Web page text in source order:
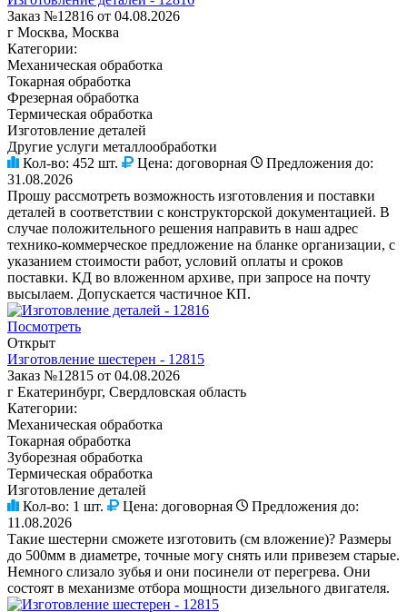
Заказ №12816 от 04.08.2026
г Москва, Москва
Категории:
Механическая обработка
Токарная обработка
Фрезерная обработка
Термическая обработка
Изготовление деталей
Другие услуги металлообработки
Кол-во: 452 шт. Цена: договорная
Предложения до:
31.08.2026
Прошу рассмотреть возможность изготовления и поставки
деталей в соответствии с конструкторской документацией. В
случае положительного решения направить в наш адрес
технико-коммерческое предложение на бланке организации, с
указанием стоимости работ, условий оплаты и сроков
поставки. КД во вложенном архиве, при запросе на почту
высылаем. Допускается частичное КП.
Посмотреть
Открыт
Изготовление шестерен - 12815
Заказ №12815 от 04.08.2026
г Екатеринбург, Свердловская область
Категории:
Механическая обработка
Токарная обработка
Зуборезная обработка
Термическая обработка
Изготовление деталей
Кол-во: 1 шт. Цена: договорная
Предложения до:
11.08.2026
Такие шестерни сможете изготовить (см вложение)? Размеры
до 500мм в диаметре, точные могу снять или привезем старые.
Немного слизало зубья и они посинели от перегрева. Они
состоят в механизме отбора мощности дизельного двигателя.